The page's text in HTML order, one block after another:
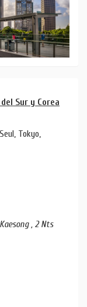
Sur y Corea
Tokyo,
, 2 Nts